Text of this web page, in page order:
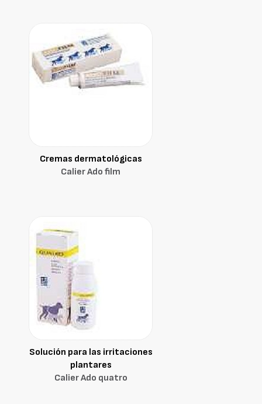
Cremas dermatológicas
Calier Ado film
Solución para las irritaciones
plantares
Calier Ado quatro